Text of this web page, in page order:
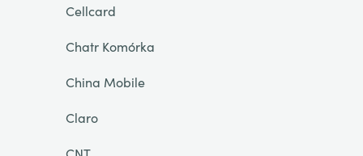
Cellcard
Chatr Komórka
China Mobile
Claro